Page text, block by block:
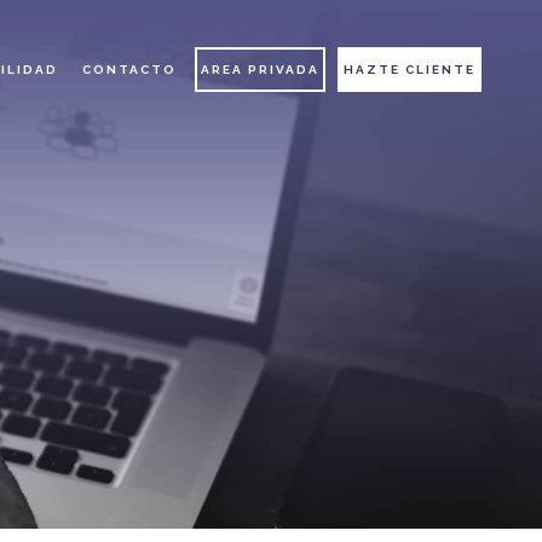
CONTACTO AREA PRIVADA HAZTE CLIENTE